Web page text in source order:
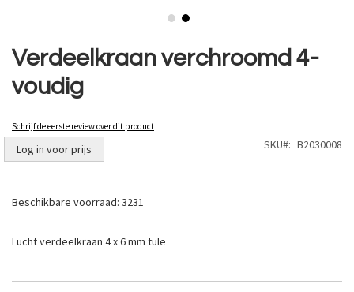
Verdeelkraan verchroomd 4-
voudig
Schrijf de eerste review over dit product
Log in voor prijs SKU B2030008
Beschikbare voorraad: 3231
Lucht verdeelkraan 4 x 6 mm tule
naar
het
begin
van
afbeeldingen-
gallerij